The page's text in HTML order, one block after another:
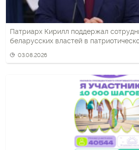
Патриарх Кирилл поддержал
беларусских властей в
03.08.2026